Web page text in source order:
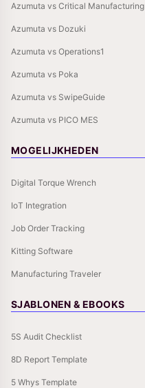
Azumuta vs Critical Manufacturing
Azumuta vs Dozuki
Azumuta vs Operations1
Azumuta vs Poka
Azumuta vs SwipeGuide
Azumuta vs PICO MES
MOGELIJKHEDEN
Digital Torque Wrench
IoT Integration
Job Order Tracking
Kitting Software
Manufacturing Traveler
SJABLONEN & EBOOKS
5S Audit Checklist
8D Report Template
5 Whys Template